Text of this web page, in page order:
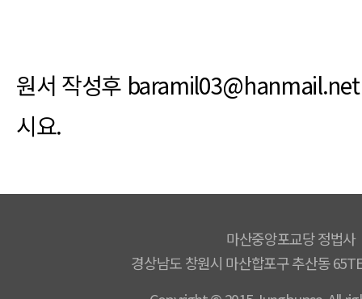
원서 작성후 baramil03@hanmail.net
시요.
마산중앙포교당 정법사
경상남도 창원시 마산합포구 추산동 65